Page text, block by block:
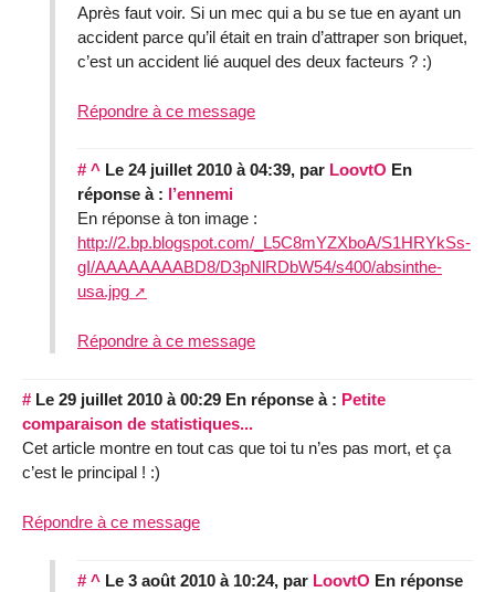
Après faut voir. Si un mec qui a bu se tue en ayant un
accident parce qu’il était en train d’attraper son briquet,
c’est un accident lié auquel des deux facteurs ? :)
Répondre à ce message
# ^ Le 24 juillet 2010 à 04:39, par LoovtO En
réponse à : l’ennemi
En réponse à ton image :
http://2.bp.blogspot.com/_L5C8mYZXboA/S1HRYkSs-
gI/AAAAAAAABD8/D3pNlRDbW54/s400/absinthe-
usa.jpg
Répondre à ce message
# Le 29 juillet 2010 à 00:29 En réponse à : Petite
comparaison de statistiques...
Cet article montre en tout cas que toi tu n’es pas mort, et ça
c’est le principal ! :)
Répondre à ce message
# ^ Le 3 août 2010 à 10:24, par LoovtO En réponse